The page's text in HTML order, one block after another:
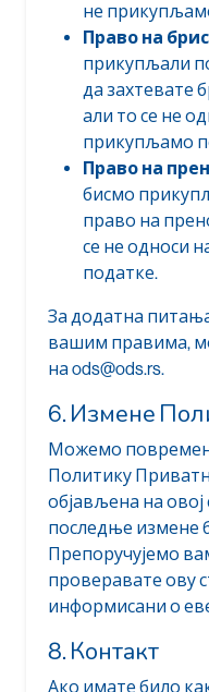
не
Право на
прикупљали
да захтевате
али то се не
прикупљамо
Право на
бисмо
право на
се не односи
податке.
За додатна
вашим правима,
на ods@ods.rs.
6. Измене
Можемо
Политику
објављена на
последње измене
Препоручујемо
проверавате ову
информисани о
8. Контакт
Ако имате било